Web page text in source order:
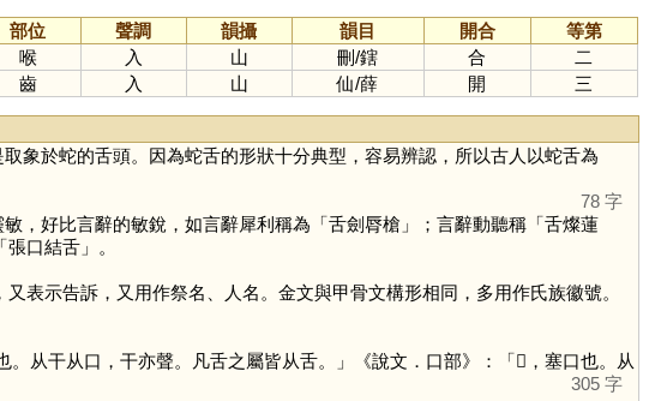
部位 聲調 韻攝 韻目 開合
等第
喉 入 山 刪/鎋 合
二
齒 入 山 仙/薛 開 三
象於蛇的舌頭。因為蛇舌的形狀十分典型，容易辨認，所以古人以蛇舌為
78 字
，好比言辭的敏銳，如言辭犀利稱為「舌劍脣槍」；言辭動聽稱「舌燦蓮
口結舌」。
又表示告訴，又用作祭名、人名。金文與甲骨文構形相同，多用作氏族徽號。
从干从口，干亦聲。凡舌之屬皆从舌。」《說文．口部》：「𠯑，塞口也。从
305 字